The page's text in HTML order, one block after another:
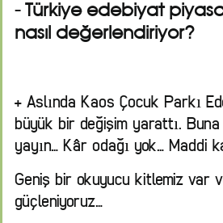
- Türkiye edebiyat
nasıl değerlendiriyor?
+ Aslında Kaos Çocuk Parkı
büyük bir değişim yarattı.
yayın… Kâr odağı yok… Maddi
Geniş bir okuyucu kitlemiz var
güçleniyoruz…